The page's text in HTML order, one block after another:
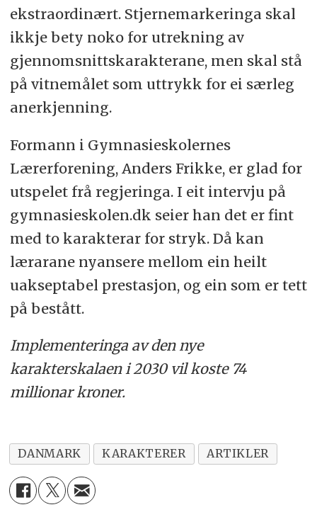
ekstraordinært. Stjernemarkeringa skal
ikkje bety noko for utrekning av
gjennomsnittskarakterane, men skal stå
på vitnemålet som uttrykk for ei særleg
anerkjenning.
Formann i Gymnasieskolernes
Lærerforening, Anders Frikke, er glad for
utspelet frå regjeringa. I eit intervju på
gymnasieskolen.dk seier han det er fint
med to karakterar for stryk. Då kan
lærarane nyansere mellom ein heilt
uakseptabel prestasjon, og ein som er tett
på bestått.
Implementeringa av den nye
karakterskalaen i 2030 vil koste 74
millionar kroner.
DANMARK KARAKTERER ARTIKLER